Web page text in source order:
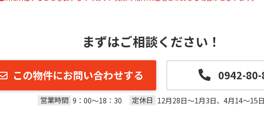
まずはご相談ください！
この物件にお問い合わせする 0942-
営業時間 9：00～18：30 定休日 12月28日～1月3日、4月14～15日